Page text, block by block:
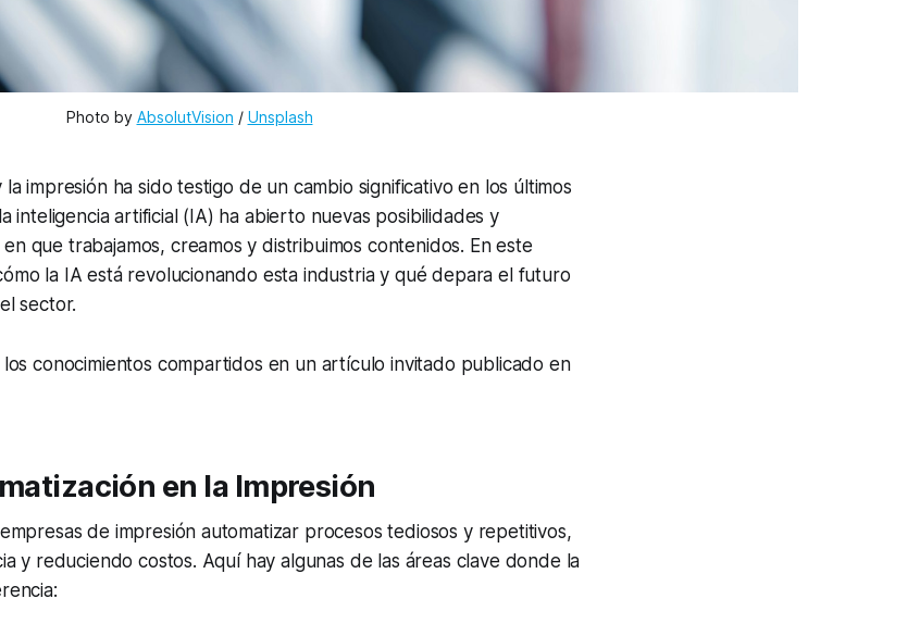
Photo by AbsolutVision / Unsplash
impresión ha sido testigo de un cambio significativo en los últimos
inteligencia artificial (IA) ha abierto nuevas posibilidades y
que trabajamos, creamos y distribuimos contenidos. En este
la IA está revolucionando esta industria y qué depara el futuro
sector.
los conocimientos compartidos en un artículo invitado publicado en
en la Impresión
de impresión automatizar procesos tediosos y repetitivos,
y reduciendo costos. Aquí hay algunas de las áreas clave donde la